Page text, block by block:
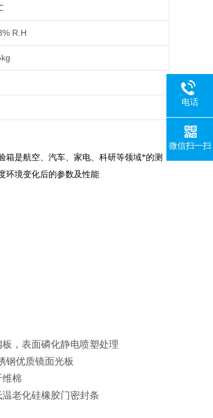
R.H
箱是航空、汽车、家电、科研等领域*的测
环境变化后的参数及性能
，表面磷化静电喷塑处理
钢优质镜面光板
维棉
老化硅橡胶门密封条
电话
微信扫一扫